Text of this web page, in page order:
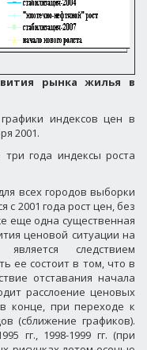
рынка жилья в
индексов цен в
2001.
года индексы роста
всех городов выборки
2001 года рост цен, без
еще одна существенная
ценовой ситуации на
следствием
ее состоит в том, что в
отставания начала
расслоение ценовых
конце, при переходе к
(сближение графиков).
гг., 1998-1999 гг. (при